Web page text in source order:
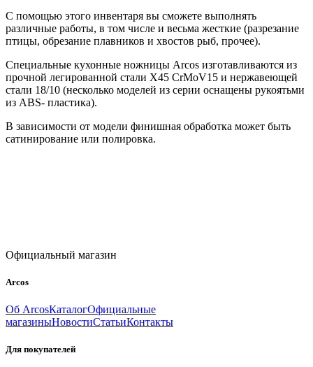
С помощью этого инвентаря вы сможете выполнять
различные работы, в том числе и весьма жесткие (разрезание
птицы, обрезание плавников и хвостов рыб, прочее).
Специальные кухонные ножницы Arcos изготавливаются из
прочной легированной стали X45 CrMoV15 и нержавеющей
стали 18/10 (несколько моделей из серии оснащены рукоятьми
из ABS- пластика).
В зависимости от модели финишная обработка может быть
сатинирование или полировка.
Официальный магазин
Arcos
Об ArcosКаталогОфициальные
магазиныНовостиСтатьиКонтакты
Для покупателей